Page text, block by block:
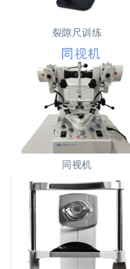
裂隙尺训练
同视机